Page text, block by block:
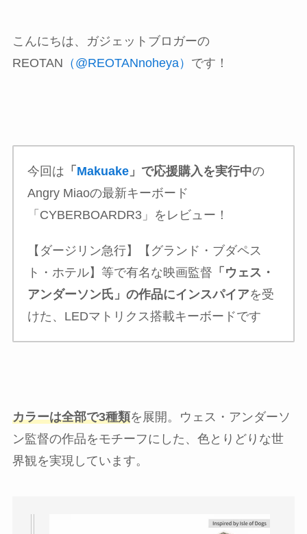
こんにちは、ガジェットブロガーの
REOTAN （@REOTANnoheya） です！
今回は 「 Makuake」で応援購入を実行中の
Angry Miaoの最新キーボード
「CYBERBOARDR3」をレビュー！
【ダージリン急行】【グランド・ブダペス
ト・ホテル】等で有名な映画監督 「ウェス・
アンダーソン氏」の作品にインスパイアを受
けた、LEDマトリクス搭載キーボードです
カラーは全部で3種類を展開。ウェス・アンダーソ
ン監督の作品をモチーフにした、色とりどりな世
界観を実現しています。